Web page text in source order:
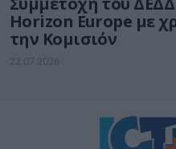
Horizon Europe με
την Κομισιόν
22.07.2026